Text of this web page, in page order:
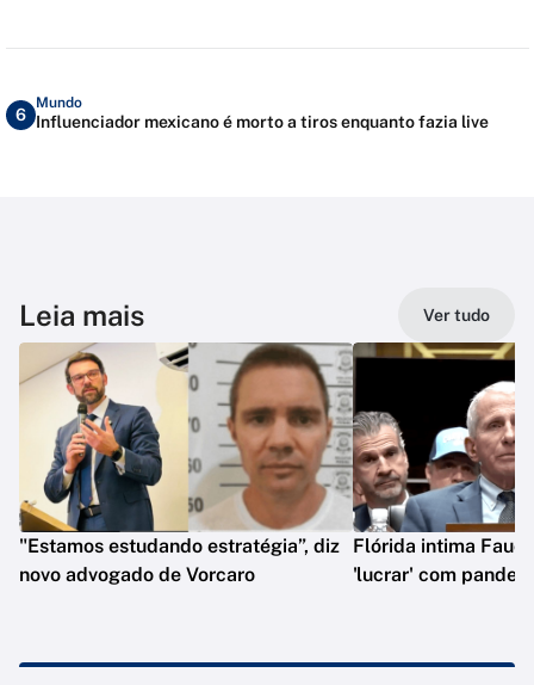
6
Mundo
Influenciador mexicano é morto a tiros enquanto fazia live
Leia mais Ver tudo
"Estamos estudando estratégia”, diz
novo advogado de Vorcaro
Flórida intima
'lucrar' com